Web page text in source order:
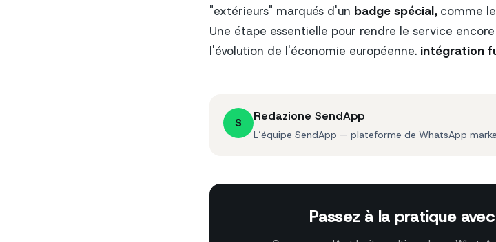
"extérieurs" marqués d'un badge spécial, comme
Une étape essentielle pour rendre le service
l'évolution de l'économie européenne. intégration
S Redazione SendApp
L’équipe SendApp — plateforme de WhatsApp
Passez à la pratique